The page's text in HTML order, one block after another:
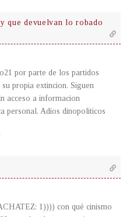
que devuelvan lo robado
por parte de los partidos
propia extincion. Siguen
acceso a informacion
personal. Adios dinopoliticos
1)))) con qué cinismo